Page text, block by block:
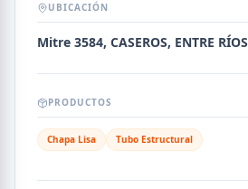
UBICACIÓN
Mitre 3584, CASEROS, ENTRE RÍOS
PRODUCTOS
Chapa Lisa Tubo Estructural